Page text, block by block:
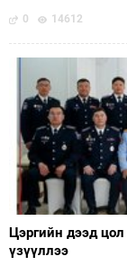
0 14612
Цэргийн дээд цол
үзүүллээ